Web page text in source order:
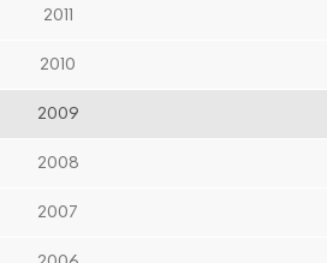
2011
2010
2009
2008
2007